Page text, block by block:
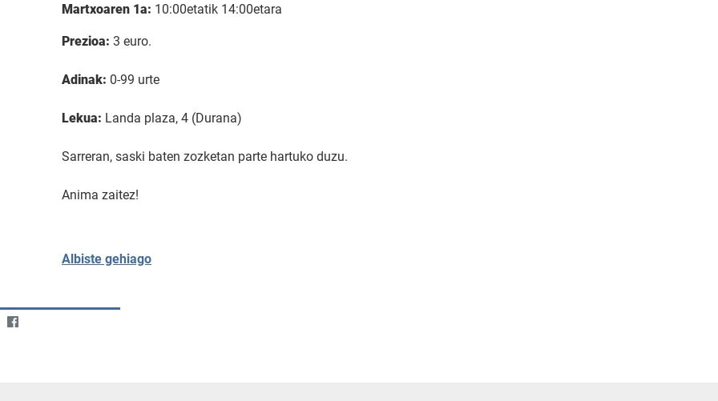
Martxoaren 1a: 10:00etatik 14:00etara
Prezioa: 3 euro.
Adinak: 0-99 urte
Lekua: Landa plaza, 4 (Durana)
Sarreran, saski baten zozketan parte hartuko duzu.
Anima zaitez!
Albiste gehiago